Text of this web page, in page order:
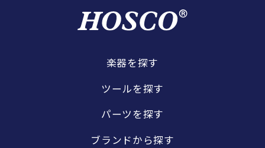
楽器を探す
ツールを探す
パーツを探す
ブランドから探す